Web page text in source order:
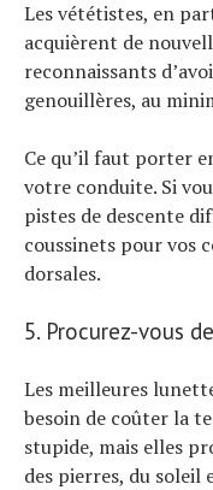
Les vététistes, en
acquièrent de
reconnaissants
genouillères, au
Ce qu’il faut porter
votre conduite. Si
pistes de descente
coussinets pour vos
dorsales.
5. Procurez-vous
Les meilleures
besoin de coûter la
stupide, mais elles
des pierres, du soleil